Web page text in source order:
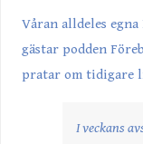
Våran alldeles
gästar podden
pratar om tidigare
I veckans